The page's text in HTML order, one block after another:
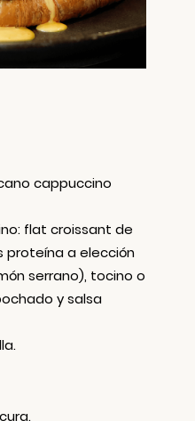
cappuccino
flat croissant de
proteína a elección
serrano), tocino o
y salsa